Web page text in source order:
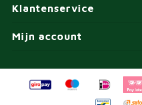
Klantenservice
Mijn account